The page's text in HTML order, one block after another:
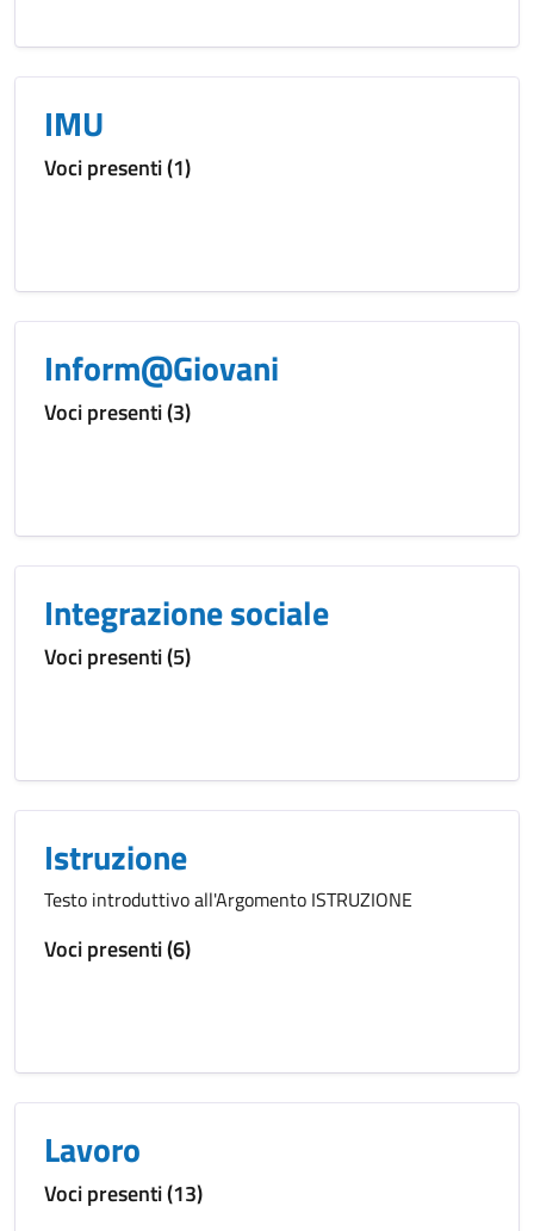
IMU
Voci presenti (1)
Inform@Giovani
Voci presenti (3)
Integrazione sociale
Voci presenti (5)
Istruzione
Testo introduttivo all'Argomento ISTRUZIONE
Voci presenti (6)
Lavoro
Voci presenti (13)